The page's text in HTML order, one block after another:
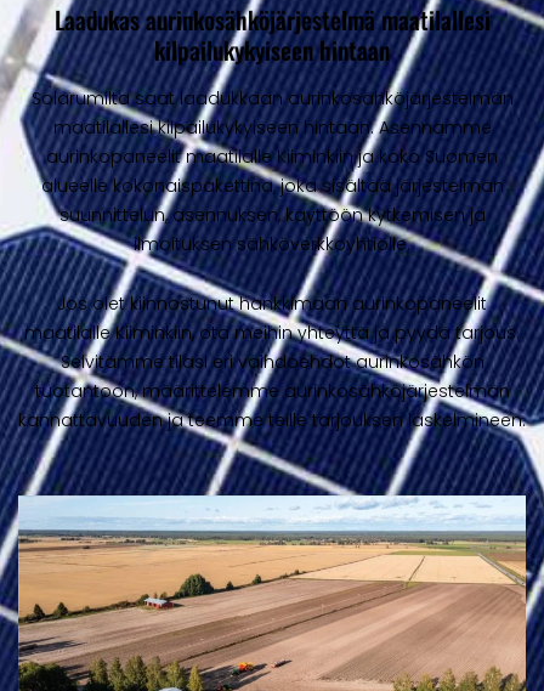
Laadukas aurinkosähköjärjestelmä maatilallesi
kilpailukykyiseen hintaan
Solarumilta saat laadukkaan aurinkosähköjärjestelmän
maatilallesi kilpailukykyiseen hintaan. Asennamme
aurinkopaneelit maatilalle Kiiminkiin ja koko Suomen
alueelle kokonaispakettina, joka sisältää järjestelmän
suunnittelun, asennuksen, käyttöön kytkemisen ja
ilmoituksen sähköverkkoyhtiölle.
Jos olet kiinnostunut hankkimaan aurinkopaneelit
maatilalle Kiiminkiin, ota meihin yhteyttä ja pyydä tarjous.
Selvitämme tilasi eri vaihdoehdot aurinkosähkön
tuotantoon, määrittelemme aurinkosähköjärjestelmän
kannattavuuden ja teemme teille tarjouksen laskelmineen.